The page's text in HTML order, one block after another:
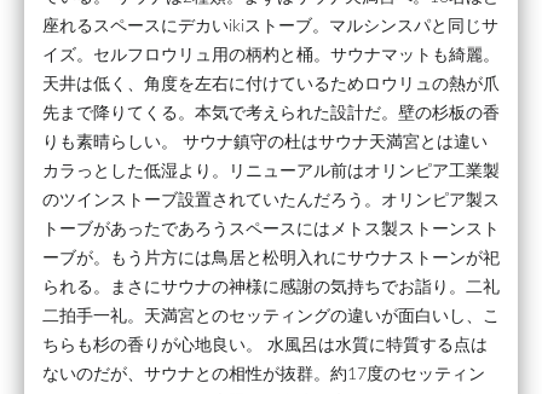
座れるスペースにデカいikiストーブ。マルシンスパと同じサ
イズ。セルフロウリュ用の柄杓と桶。サウナマットも綺麗。
天井は低く、角度を左右に付けているためロウリュの熱が爪
先まで降りてくる。本気で考えられた設計だ。壁の杉板の香
りも素晴らしい。 サウナ鎮守の杜はサウナ天満宮とは違い
カラっとした低湿より。リニューアル前はオリンピア工業製
のツインストーブ設置されていたんだろう。オリンピア製ス
トーブがあったであろうスペースにはメトス製ストーンスト
ーブが。もう片方には鳥居と松明入れにサウナストーンが祀
られる。まさにサウナの神様に感謝の気持ちでお詣り。二礼
二拍手一礼。天満宮とのセッティングの違いが面白いし、こ
ちらも杉の香りが心地良い。 水風呂は水質に特質する点は
ないのだが、サウナとの相性が抜群。約17度のセッティン